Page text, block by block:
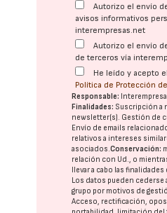
Autorizo el envío
avisos informativos
interempresas.net
Autorizo el envío
de terceros vía
He leído y acepto
Política de Protección
Responsable:
Finalidades: Suscripción a
newsletter(s). Gestión de
Envío de emails
relativos a intereses
asociados.Conservación:
relación con Ud., o
llevar a cabo las
Los datos pueden cederse
grupo por motivos de
Acceso, rectificación,